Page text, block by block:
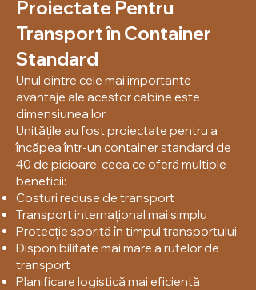
Proiectate Pentru
Transport în Container
Standard
Unul dintre cele mai importante
avantaje ale acestor cabine este
dimensiunea lor.
Unitățile au fost proiectate pentru a
încăpea într-un container standard de
40 de picioare, ceea ce oferă multiple
beneficii:
Costuri reduse de transport
Transport internațional mai simplu
Protecție sporită în timpul transportului
Disponibilitate mai mare a rutelor de
transport
Planificare logistică mai eficientă